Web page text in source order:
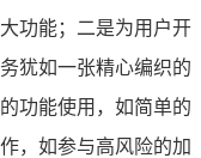
功能；二是为用户开
犹如一张精心编织的
功能使用，如简单的
，如参与高风险的加